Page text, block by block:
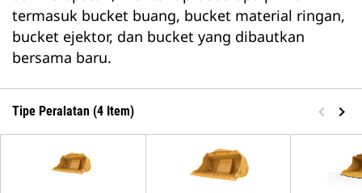
termasuk bucket buang, bucket material ringan,
bucket ejektor, dan bucket yang dibautkan
bersama baru.
Tipe Peralatan (4 Item)